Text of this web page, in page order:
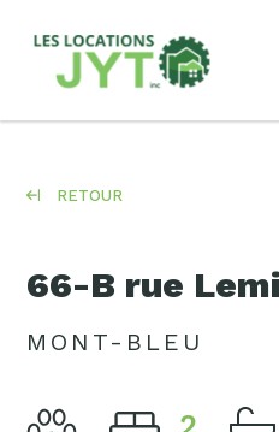
RETOUR
66-B rue
MONT-BLEU